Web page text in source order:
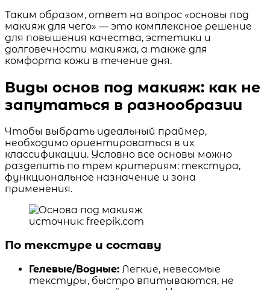
Таким образом, ответ на вопрос «основы под
макияж для чего» — это комплексное решение
для повышения качества, эстетики и
долговечности макияжа, а также для
комфорта кожи в течение дня.
Виды основ под макияж: как не
запутаться в разнообразии
Чтобы выбрать идеальный праймер,
необходимо ориентироваться в их
классификации. Условно все основы можно
разделить по трем критериям: текстура,
функциональное назначение и зона
применения.
источник: freepik.com
По текстуре и составу
Гелевые/Водные: Легкие, невесомые
текстуры, быстро впитываются, не